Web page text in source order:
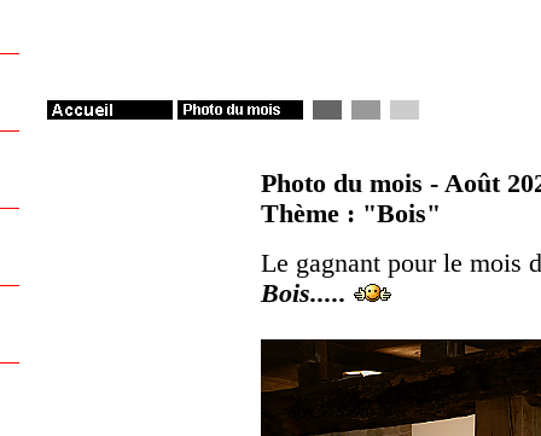
Photo du mois - Août
Thème : "Bois"
Le gagnant pour le mois
Bois.....